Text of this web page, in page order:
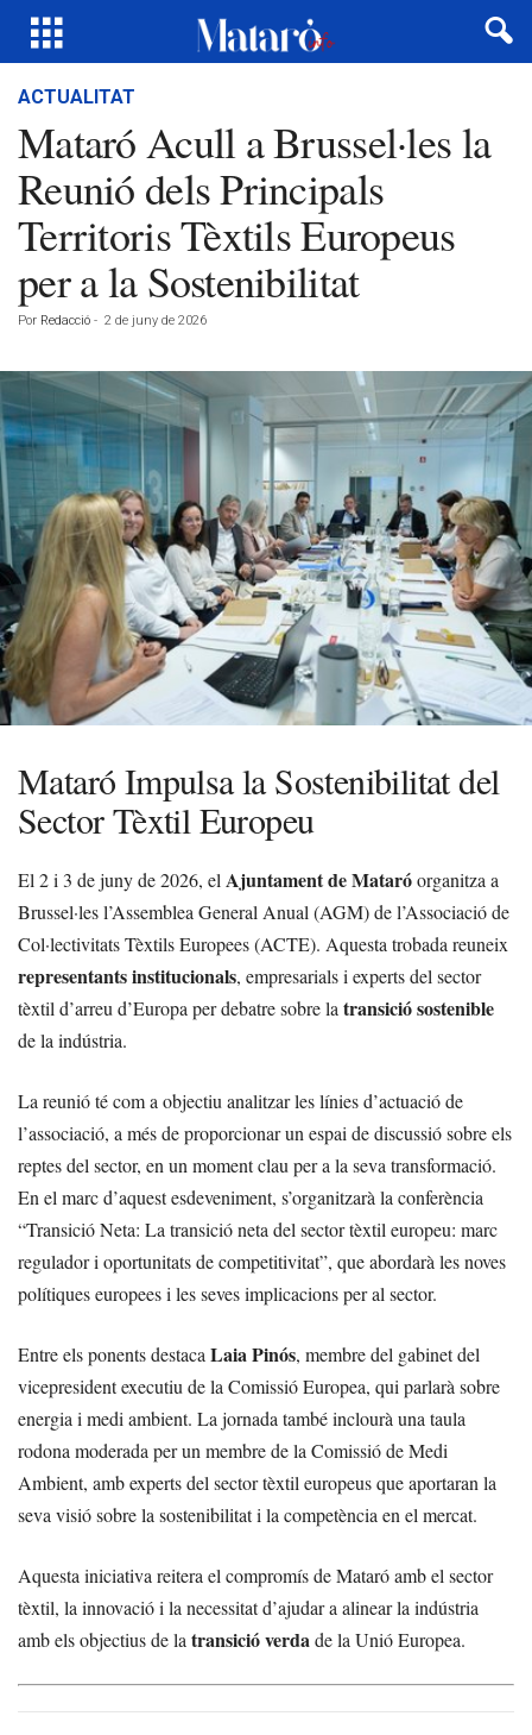
ACTUALITAT
Mataró Acull a Brussel·les la
Reunió dels Principals
Territoris Tèxtils Europeus
per a la Sostenibilitat
Por Redacció - 2 de juny de 2026
Mataró Impulsa la Sostenibilitat del
Sector Tèxtil Europeu
El 2 i 3 de juny de 2026, el Ajuntament de Mataróorganitza a
Brussel·les l’Assemblea General Anual (AGM) de l’Associació de
Col·lectivitats Tèxtils Europees (ACTE). Aquesta trobada reuneix
representants institucionals, empresarials i experts del sector
tèxtil d’arreu d’Europa per debatre sobre la transició sostenible
de la indústria.
La reunió té com a objectiu analitzar les línies d’actuació de
l’associació, a més de proporcionar un espai de discussió sobre els
reptes del sector, en un moment clau per a la seva transformació.
En el marc d’aquest esdeveniment, s’organitzarà la conferència
“Transició Neta: La transició neta del sector tèxtil europeu: marc
regulador i oportunitats de competitivitat”, que abordarà les noves
polítiques europees i les seves implicacions per al sector.
Entre els ponents destaca Laia Pinós, membre del gabinet del
vicepresident executiu de la Comissió Europea, qui parlarà sobre
energia i medi ambient. La jornada també inclourà una taula
rodona moderada per un membre de la Comissió de Medi
Ambient, amb experts del sector tèxtil europeus que aportaran la
seva visió sobre la sostenibilitat i la competència en el mercat.
Aquesta iniciativa reitera el compromís de Mataró amb el sector
tèxtil, la innovació i la necessitat d’ajudar a alinear la indústria
amb els objectius de la transició verdade la Unió Europea.